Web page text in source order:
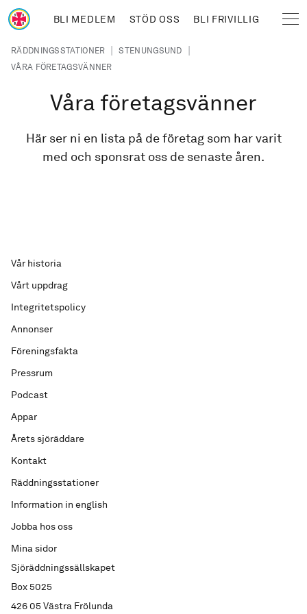
Hoppa till huvudinnehåll
BLI MEDLEM STÖD OSS BLI FRIVILLIG
Länkstig
RÄDDNINGSSTATIONER | STENUNGSUND |
VÅRA FÖRETAGSVÄNNER
Våra företagsvänner
Här ser ni en lista på de företag som har varit
med och sponsrat oss de senaste åren.
Sjöräddningssällskapet
Box 5025
426 05 Västra Frölunda
Vår historia
Vårt uppdrag
Integritetspolicy
Annonser
Föreningsfakta
Pressrum
Podcast
Appar
Årets sjöräddare
Kontakt
Räddningsstationer
Information in english
Jobba hos oss
Mina sidor